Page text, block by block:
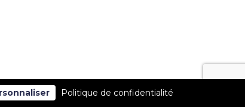
Politique de confidentialité